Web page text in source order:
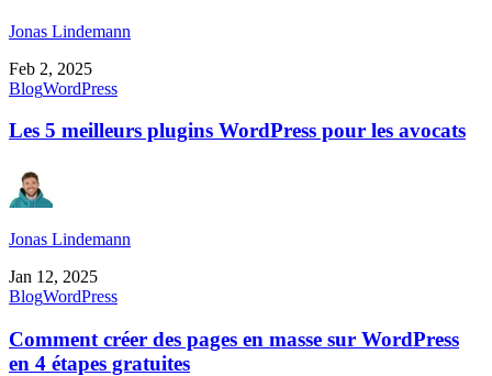
Jonas Lindemann
Feb 2, 2025
BlogWordPress
Les 5 meilleurs plugins WordPress pour les avocats
Jonas Lindemann
Jan 12, 2025
BlogWordPress
Comment créer des pages en masse sur WordPress
en 4 étapes gratuites